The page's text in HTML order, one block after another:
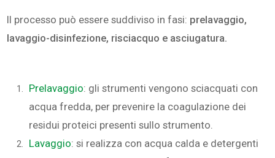
Il processo può essere suddiviso in fasi: prelavaggio,
lavaggio-disinfezione, risciacquo e asciugatura.
Prelavaggio: gli strumenti vengono sciacquati con
acqua fredda, per prevenire la coagulazione dei
residui proteici presenti sullo strumento.
Lavaggio: si realizza con acqua calda e detergenti